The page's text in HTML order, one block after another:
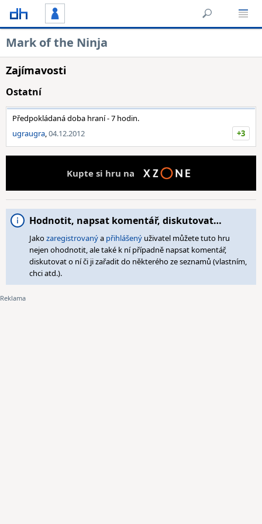
Mark of the Ninja
Zajímavosti
Ostatní
Předpokládaná doba hraní - 7 hodin.
ugraugra,04.12.2012 +3
Kupte si hru na
Hodnotit, napsat komentář, diskutovat…
Jakozaregistrovanýa přihlášený uživatel můžete tuto hru
nejen ohodnotit, ale také k ní případně napsat komentář,
diskutovat o ní či ji zařadit do některého ze seznamů (vlastním,
chci atd.).